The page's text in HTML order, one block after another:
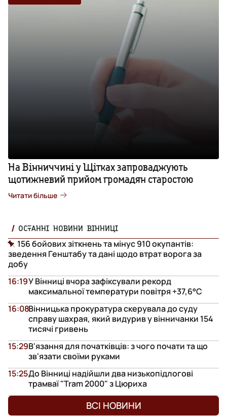
На Вінниччині у Щітках запроваджують
щотижневий прийом громадян старостою
Читати більше
ОСТАННІ НОВИНИ ВІННИЦІ
156 бойових зіткнень та мінус 910 окупантів:
зведення Генштабу та дані щодо втрат ворога за
добу
У Вінниці вчора зафіксували рекорд
максимальної температури повітря +37,6°С
16:19
Вінницька прокуратура скерувала до суду
справу шахрая, який видурив у вінничанки 154
тисячі гривень
16:08
В'язання для початківців: з чого почати та що
зв'язати своїми руками
15:29
До Вінниці надійшли два низькопідлогові
трамваї "Tram 2000" з Цюриха
15:25
ВСІ НОВИНИ